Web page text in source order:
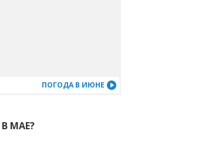
ПОГОДА В ИЮНЕ
МАЕ?